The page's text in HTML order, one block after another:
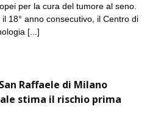
per la cura del tumore al seno.
il 18° anno consecutivo, il Centro di
[...]
Raffaele di Milano
stima il rischio prima